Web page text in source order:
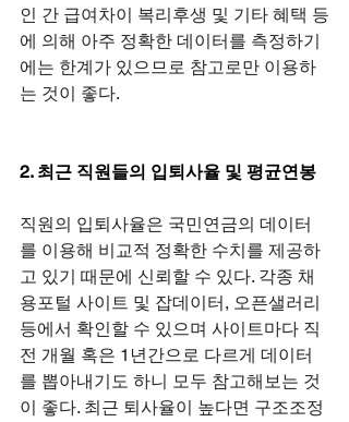
인 간 급여차이 복리후생 및 기타 혜택 등
에 의해 아주 정확한 데이터를 측정하기
에는 한계가 있으므로 참고로만 이용하
는 것이 좋다.
2. 최근 직원들의 입퇴사율 및 평균연봉
직원의 입퇴사율은 국민연금의 데이터
를 이용해 비교적 정확한 수치를 제공하
고 있기 때문에 신뢰할 수 있다. 각종 채
용포털 사이트 및 잡데이터, 오픈샐러리
등에서 확인할 수 있으며 사이트마다 직
전 개월 혹은 1년간으로 다르게 데이터
를 뽑아내기도 하니 모두 참고해보는 것
이 좋다. 최근 퇴사율이 높다면 구조조정